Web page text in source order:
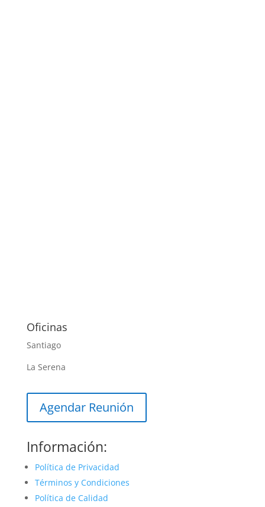
Oficinas
Santiago
La Serena
Agendar Reunión
Información:
Política de Privacidad
Términos y Condiciones
Política de Calidad